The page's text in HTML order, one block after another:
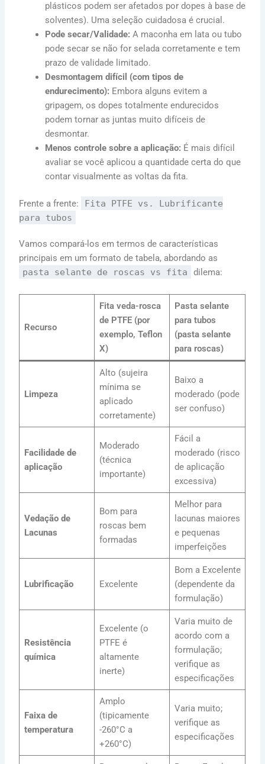
plásticos podem ser afetados por dopes à base de
solventes). Uma seleção cuidadosa é crucial.
Pode secar/Validade: A maconha em lata ou tubo
pode secar se não for selada corretamente e tem
prazo de validade limitado.
Desmontagem difícil (com tipos de
endurecimento): Embora alguns evitem a
gripagem, os dopes totalmente endurecidos
podem tornar as juntas muito difíceis de
desmontar.
Menos controle sobre a aplicação: É mais difícil
avaliar se você aplicou a quantidade certa do que
contar visualmente as voltas da fita.
Frente a frente:
Fita PTFE vs. Lubrificante
para tubos
Vamos compará-los em termos de características
principais em um formato de tabela, abordando as
pasta selante de roscas vs fita dilema:
Recurso
Fita veda-rosca
de PTFE (por
exemplo, Teflon
X)
Pasta selante
para tubos
(pasta selante
para roscas)
Limpeza
Alto (sujeira
mínima se
aplicado
corretamente)
Baixo a
moderado (pode
ser confuso)
Facilidade de
aplicação
Moderado
(técnica
importante)
Fácil a
moderado (risco
de aplicação
excessiva)
Vedação de
Lacunas
Bom para
roscas bem
formadas
Melhor para
lacunas maiores
e pequenas
imperfeições
Lubrificação Excelente
Bom a Excelente
(dependente da
formulação)
Resistência
química
Excelente (o
PTFE é
altamente
inerte)
Varia muito de
acordo com a
formulação;
verifique as
especificações
Faixa de
temperatura
Amplo
(tipicamente
-260°C a
+260°C)
Varia muito;
verifique as
especificações